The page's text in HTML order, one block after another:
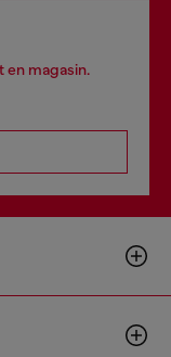
en magasin.